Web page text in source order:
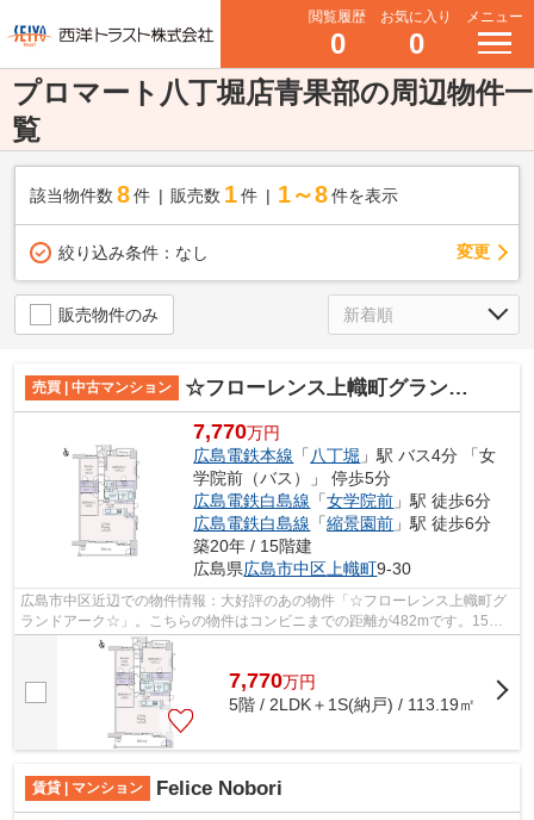
閲覧履歴
0
お気に入り
0
メニュー
プロマート八丁堀店青果部の周辺物件一
覧
該当物件数 8件 販売数 1 件 1～8 件を表示
絞り込み条件： なし 変更
販売物件のみ
売買 | 中古マンション ☆フローレンス上幟町グランドアーク☆
7,770万円
広島電鉄本線 「 八丁堀 」駅 バス4分 「女
学院前（バス）」 停歩5分
広島電鉄白島線 「女学院前 」駅 徒歩6分
広島電鉄白島線 「縮景園前 」駅 徒歩6分
築20年 / 15階建
広島県広島市中区 上幟町9-30
広島市中区近辺での物件情報：大好評のあの物件「☆フローレンス上幟町グ
ランドアーク☆」。こちらの物件はコンビニまでの距離が482mです。15階
建ての物件ならいつでも快適です。中古で...
7,770万円
5階 / 2LDK＋1S(納戸) / 113.19㎡
賃貸 | マンション Felice Nobori